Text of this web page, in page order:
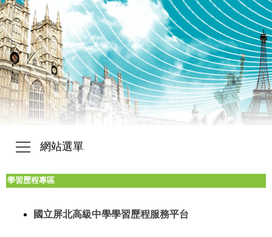
網站選單
學習歷程專區
國立屏北高級中學學習歷程服務平台